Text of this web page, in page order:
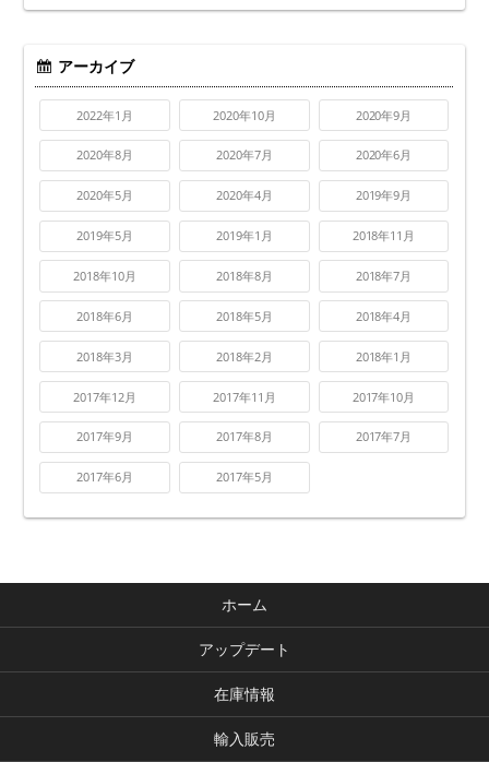
アーカイブ
2022年1月 2020年10月 2020年9月
2020年8月 2020年7月 2020年6月
2020年5月 2020年4月 2019年9月
2019年5月 2019年1月 2018年11月
2018年10月 2018年8月 2018年7月
2018年6月 2018年5月 2018年4月
2018年3月 2018年2月 2018年1月
2017年12月 2017年11月 2017年10月
2017年9月 2017年8月 2017年7月
2017年6月 2017年5月
ホーム
アップデート
在庫情報
輸入販売